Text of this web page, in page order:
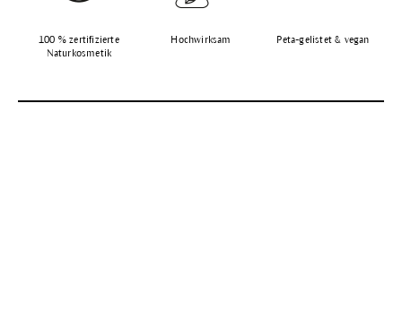
100 % zertifizierte
Naturkosmetik
Hochwirksam Peta-gelistet & vegan